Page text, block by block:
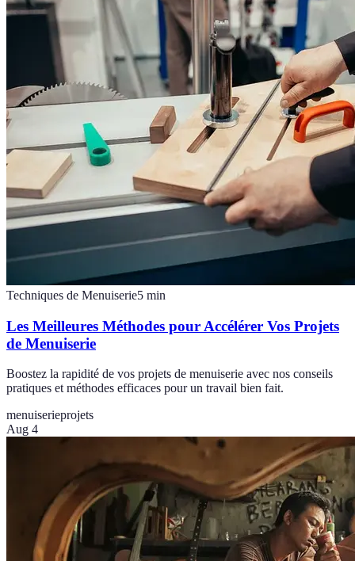
Techniques de Menuiserie5 min
Les Meilleures Méthodes pour Accélérer Vos Projets
de Menuiserie
Boostez la rapidité de vos projets de menuiserie avec nos conseils
pratiques et méthodes efficaces pour un travail bien fait.
menuiserieprojets
Aug 4